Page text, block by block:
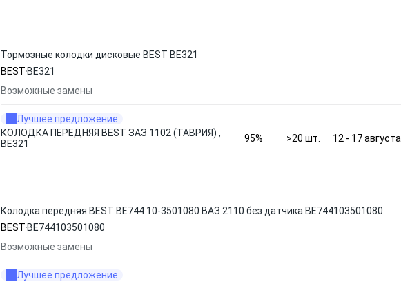
Тормозные колодки дисковые BEST BE321
BEST BE321
Возможные замены
Лучшее предложение
КОЛОДКА ПЕРЕДНЯЯ BEST ЗАЗ 1102 (ТАВРИЯ) ,
BE321
95% >20 шт. 12 - 17 августа
Колодка передняя BEST ВЕ744 10-3501080 ВАЗ 2110 без датчика BE744103501080
BEST BE744103501080
Возможные замены
Лучшее предложение